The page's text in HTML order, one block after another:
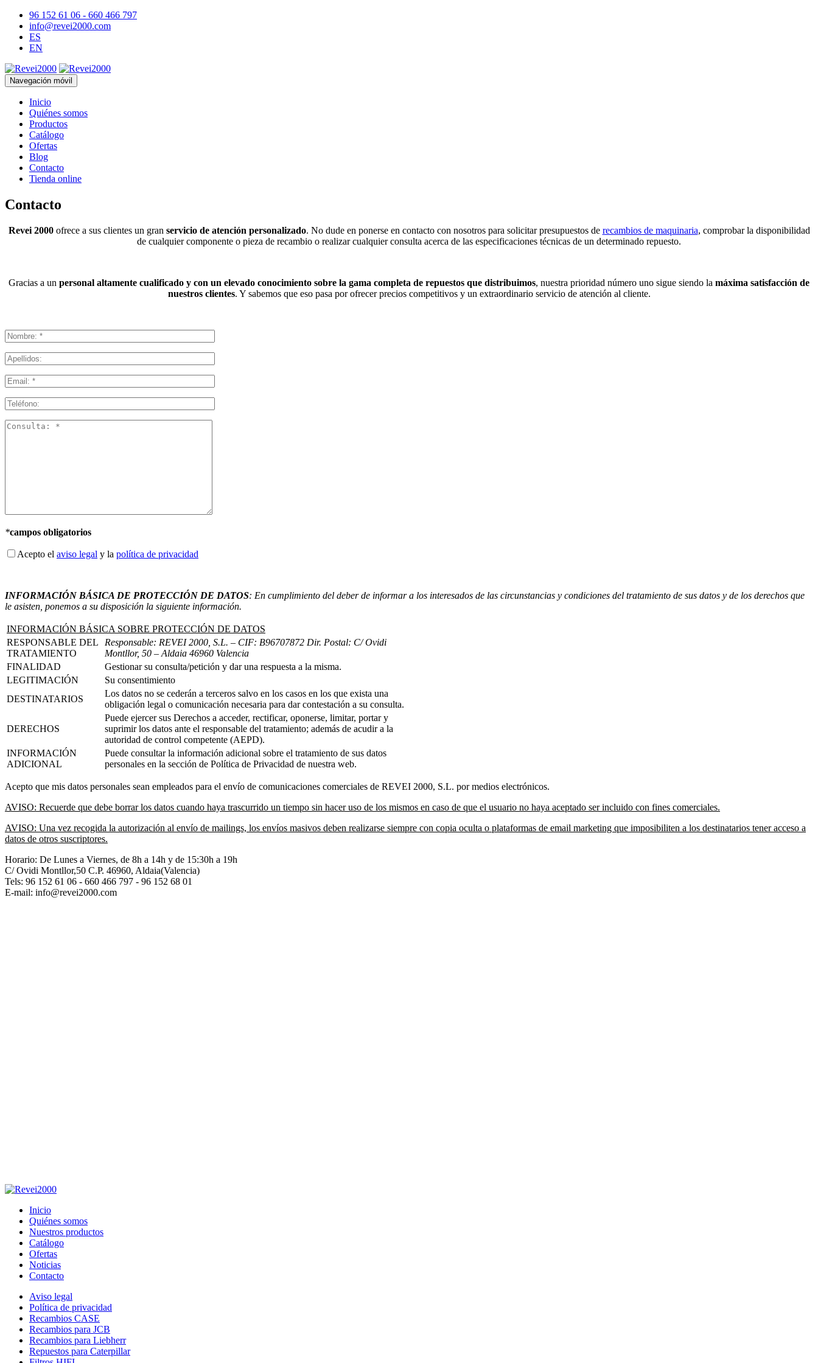
96 152 61 06 - 660 466 797
info@revei2000.com
ES
EN
Navegación móvil
Inicio
Quiénes somos
Productos
Catálogo
Ofertas
Blog
Contacto
Tienda online
Contacto
Revei 2000ofrece a sus clientes un gran servicio de atención personalizado. No dude en ponerse en contacto con nosotros para solicitar presupuestos de recambios de maquinaria, comprobar la disponibilidad
de cualquier componente o pieza de recambio o realizar cualquier consulta acerca de las especificaciones técnicas de un determinado repuesto.
Gracias a un personal altamente cualificado y con un elevado conocimiento sobre la gama completa de repuestos que distribuimos, nuestra prioridad número uno sigue siendo la máxima satisfacción de
nuestros clientes. Y sabemos que eso pasa por ofrecer precios competitivos y un extraordinario servicio de atención al cliente.
*campos obligatorios
Acepto el aviso legal y la política de privacidad
INFORMACIÓN BÁSICA DE PROTECCIÓN DE DATOS: En cumplimiento del deber de informar a los interesados de las circunstancias y condiciones del tratamiento de sus datos y de los derechos que
le asisten, ponemos a su disposición la siguiente información.
INFORMACIÓN BÁSICA SOBRE PROTECCIÓN DE DATOS
RESPONSABLE DEL
TRATAMIENTO
Responsable: REVEI 2000, S.L. – CIF: B96707872 Dir. Postal: C/ Ovidi
Montllor, 50 – Aldaia 46960 Valencia
FINALIDAD
Gestionar su consulta/petición y dar una respuesta a la misma.
LEGITIMACIÓN
Su consentimiento
DESTINATARIOS
Los datos no se cederán a terceros salvo en los casos en los que exista una
obligación legal o comunicación necesaria para dar contestación a su consulta.
DERECHOS
Puede ejercer sus Derechos a acceder, rectificar, oponerse, limitar, portar y
suprimir los datos ante el responsable del tratamiento; además de acudir a la
autoridad de control competente (AEPD).
INFORMACIÓN
ADICIONAL
Puede consultar la información adicional sobre el tratamiento de sus datos
personales en la sección de Política de Privacidad de nuestra web.
Acepto que mis datos personales sean empleados para el envío de comunicaciones comerciales de REVEI 2000, S.L. por medios electrónicos.
AVISO: Recuerde que debe borrar los datos cuando haya trascurrido un tiempo sin hacer uso de los mismos en caso de que el usuario no haya aceptado ser incluido con fines comerciales.
AVISO: Una vez recogida la autorización al envío de mailings, los envíos masivos deben realizarse siempre con copia oculta o plataformas de email marketing que imposibiliten a los destinatarios tener acceso a
datos de otros suscriptores.
Horario: De Lunes a Viernes, de 8h a 14h y de 15:30h a 19h
C/ Ovidi Montllor,50 C.P. 46960, Aldaia(Valencia)
Tels: 96 152 61 06 - 660 466 797 - 96 152 68 01
E-mail: info@revei2000.com
Inicio
Quiénes somos
Nuestros productos
Catálogo
Ofertas
Noticias
Contacto
Aviso legal
Política de privacidad
Recambios CASE
Recambios para JCB
Recambios para Liebherr
Repuestos para Caterpillar